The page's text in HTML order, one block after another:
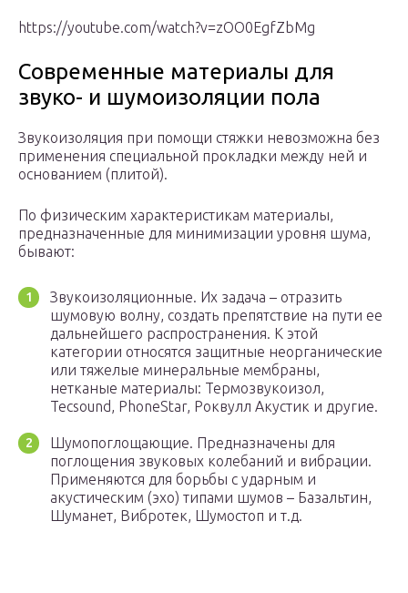
https://youtube.com/watch?v=zOO0EgfZbMg
Современные материалы для
звуко- и шумоизоляции пола
Звукоизоляция при помощи стяжки невозможна без
применения специальной прокладки между ней и
основанием (плитой).
По физическим характеристикам материалы,
предназначенные для минимизации уровня шума,
бывают:
Звукоизоляционные. Их задача – отразить
шумовую волну, создать препятствие на пути ее
дальнейшего распространения. К этой
категории относятся защитные неорганические
или тяжелые минеральные мембраны,
нетканые материалы: Термозвукоизол,
Tecsound, PhoneStar, Роквулл Акустик и другие.
Шумопоглощающие. Предназначены для
поглощения звуковых колебаний и вибрации.
Применяются для борьбы с ударным и
акустическим (эхо) типами шумов – Базальтин,
Шуманет, Вибротек, Шумостоп и т.д.